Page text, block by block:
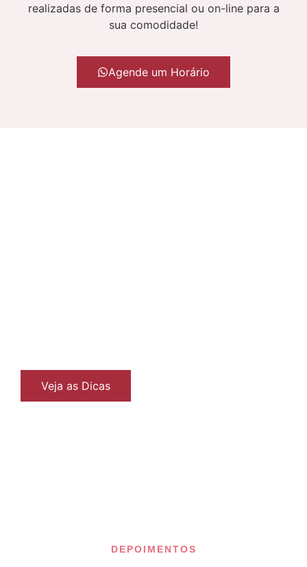
realizadas de forma presencial ou on-line para a
sua comodidade!
Agende um Horário
Veja as Dicas
DEPOIMENTOS